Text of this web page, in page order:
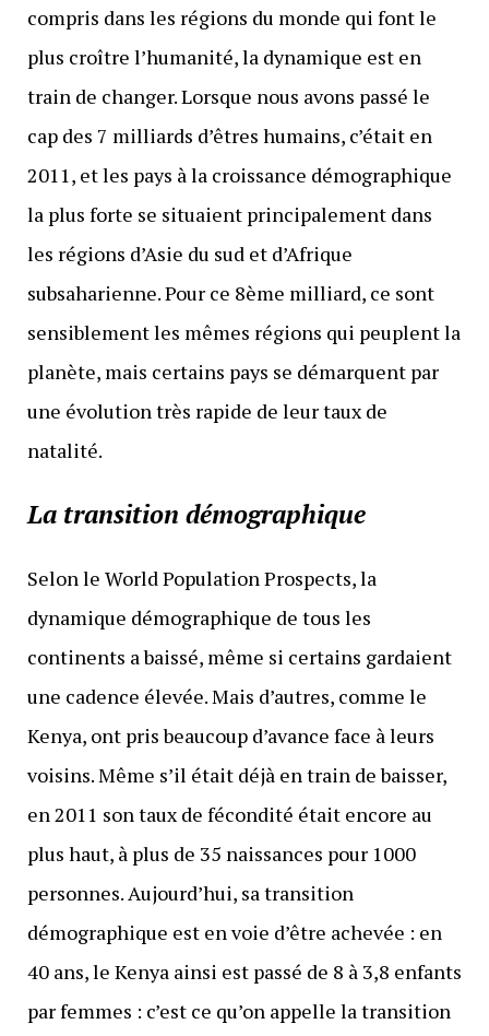
compris dans les régions du monde qui font le
plus croître l’humanité, la dynamique est en
train de changer. Lorsque nous avons passé le
cap des 7 milliards d’êtres humains, c’était en
2011, et les pays à la croissance démographique
la plus forte se situaient principalement dans
les régions d’Asie du sud et d’Afrique
subsaharienne. Pour ce 8ème milliard, ce sont
sensiblement les mêmes régions qui peuplent la
planète, mais certains pays se démarquent par
une évolution très rapide de leur taux de
natalité.
La transition démographique
Selon le World Population Prospects, la
dynamique démographique de tous les
continents a baissé, même si certains gardaient
une cadence élevée. Mais d’autres, comme le
Kenya, ont pris beaucoup d’avance face à leurs
voisins. Même s’il était déjà en train de baisser,
en 2011 son taux de fécondité était encore au
plus haut, à plus de 35 naissances pour 1000
personnes. Aujourd’hui, sa transition
démographique est en voie d’être achevée : en
40 ans, le Kenya ainsi est passé de 8 à 3,8 enfants
par femmes : c’est ce qu’on appelle la transition